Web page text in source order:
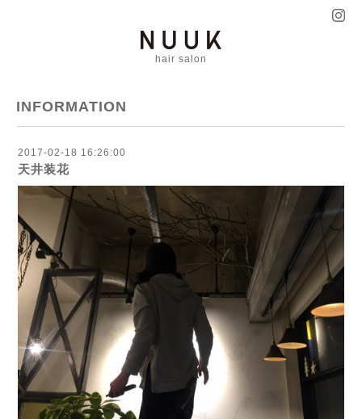
hair salon
INFORMATION
2017-02-18 16:26:00
天井装花